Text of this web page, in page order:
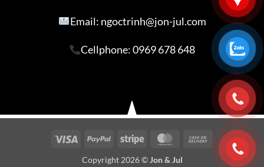
Email: ngoctrinh@jon-jul.com
Cellphone:0969 678 648
Visa PayPal Stripe MasterCardCash
On
Delivery
Copyright 2026 © Jon & Jul